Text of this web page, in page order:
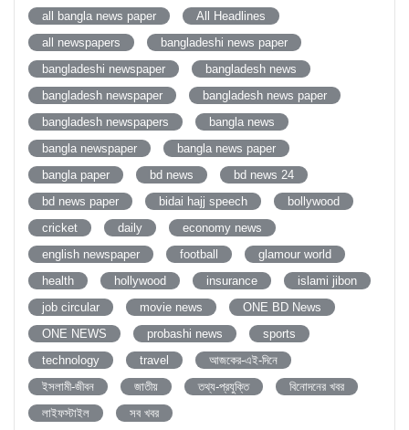
all bangla news paper
All Headlines
all newspapers
bangladeshi news paper
bangladeshi newspaper
bangladesh news
bangladesh newspaper
bangladesh news paper
bangladesh newspapers
bangla news
bangla newspaper
bangla news paper
bangla paper
bd news
bd news 24
bd news paper
bidai hajj speech
bollywood
cricket
daily
economy news
english newspaper
football
glamour world
health
hollywood insurance
islami jibon
job circular
movie news
ONE BD News
ONE NEWS
probashi news
sports
technology
travel
আজকের-এই-দিনে
ইসলামী-জীবন
জাতীয় তথ্য-প্রযুক্তি
বিনোদনের খবর
লাইফস্টাইল
সব খবর